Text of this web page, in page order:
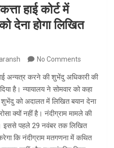
हाई कोर्ट में
देना होगा लिखित
No Comments
अन्यत्र करने की शुभेंदु अधिकारी की
है। न्यायालय ने सोमवार को कहा
शुभेंदु को अदालत में लिखित बयान देना
क्यों नहीं है। नंदीग्राम मामले की
इससे पहले 29 नवंबर तक लिखित
कि नंदीग्राम मतगणना में कथित